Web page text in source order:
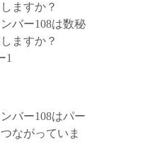
ますか？
バー108は数秘
ますか？
1
バー108はパー
ながっていま